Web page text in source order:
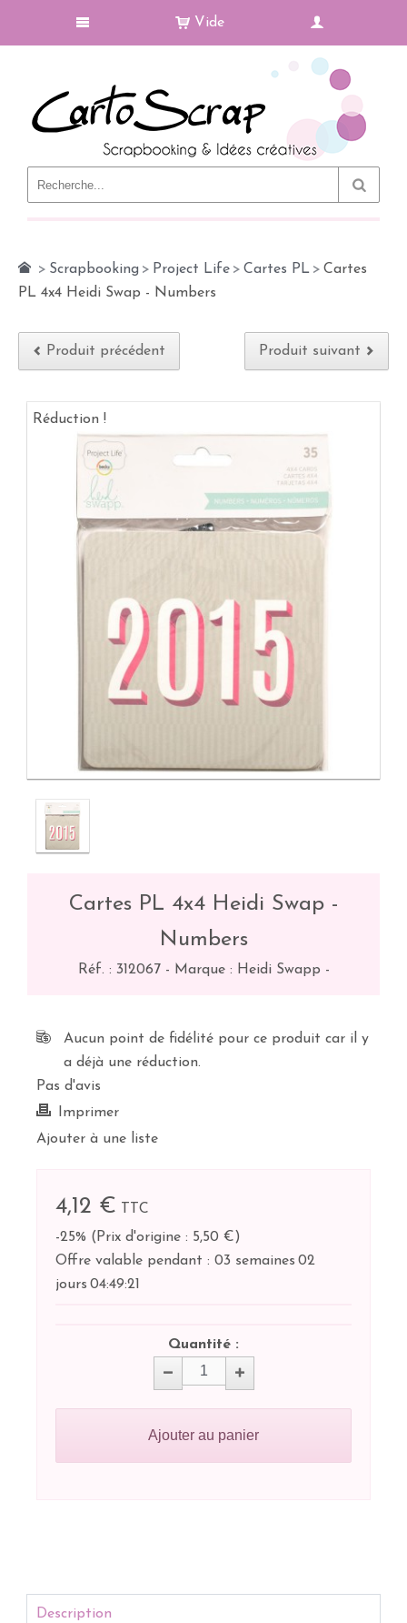
Vide
> Scrapbooking > Project Life > Cartes PL > Cartes
PL 4x4 Heidi Swap - Numbers
Produit précédent Produit suivant
Réduction !
Cartes PL 4x4 Heidi Swap -
Numbers
Réf. : 312067- Marque : Heidi Swapp -
Aucun point de fidélité pour ce produit car il y
a déjà une réduction.
Pas d'avis
Imprimer
Ajouter à une liste
4,12 €
TTC
-25% ( Prix d'origine : 5,50 €)
Offre valable pendant : 03 semaines 02
jours 04:49:20
Quantité :
Ajouter au panier
Description